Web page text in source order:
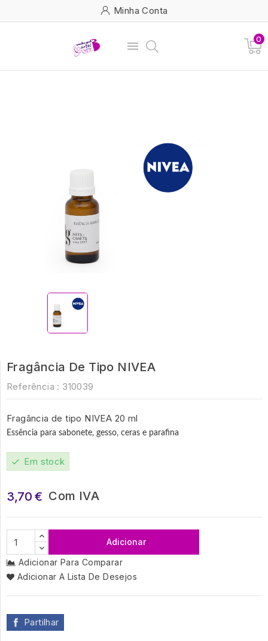
Minha Conta
 0
Fragância De Tipo NIVEA
Referência : 310039
Fragância de tipo NIVEA 20 ml
Essência para sabonete, gesso, ceras e parafina
check Em stock
3,70 € Com IVA
Adicionar
Adicionar Para Comparar
Adicionar A Lista De Desejos
Partilhar